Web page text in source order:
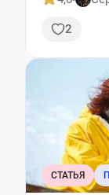
2
СТАТЬЯ